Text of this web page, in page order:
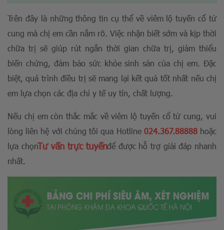
Trên đây là những thông tin cụ thể về viêm lộ tuyến cổ tử
cung mà chị em cần nắm rõ. Việc nhận biết sớm và kịp thời
chữa trị sẽ giúp rút ngắn thời gian chữa trị, giảm thiểu
biến chứng, đảm bảo sức khỏe sinh sản của chị em. Đặc
biệt, quá trình điều trị sẽ mang lại kết quả tốt nhất nếu chị
em lựa chọn các địa chỉ y tế uy tín, chất lượng.
Nếu chị em còn thắc mắc về viêm lộ tuyến cổ tử cung, vui
lòng liên hệ với chúng tôi qua Hotline 024.367.88888hoặc
lựa chọnTư vấn trực tuyếnđể được hỗ trợ giải đáp nhanh
nhất.